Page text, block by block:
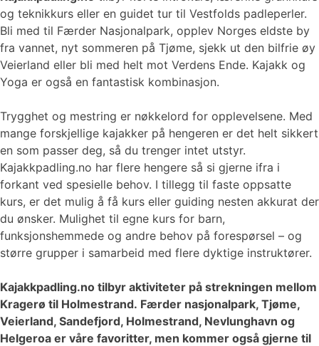
og teknikkurs eller en guidet tur til Vestfolds padleperler.
Bli med til Færder Nasjonalpark, opplev Norges eldste by
fra vannet, nyt sommeren på Tjøme, sjekk ut den bilfrie øy
Veierland eller bli med helt mot Verdens Ende. Kajakk og
Yoga er også en fantastisk kombinasjon.
Trygghet og mestring er nøkkelord for opplevelsene. Med
mange forskjellige kajakker på hengeren er det helt sikkert
en som passer deg, så du trenger intet utstyr.
Kajakkpadling.no har flere hengere så si gjerne ifra i
forkant ved spesielle behov. I tillegg til faste oppsatte
kurs, er det mulig å få kurs eller guiding nesten akkurat der
du ønsker. Mulighet til egne kurs for barn,
funksjonshemmede og andre behov på forespørsel – og
større grupper i samarbeid med flere dyktige instruktører.
Kajakkpadling.no tilbyr aktiviteter på strekningen mellom
Kragerø til Holmestrand. Færder nasjonalpark, Tjøme,
Veierland, Sandefjord, Holmestrand, Nevlunghavn og
Helgeroa er våre favoritter, men kommer også gjerne til